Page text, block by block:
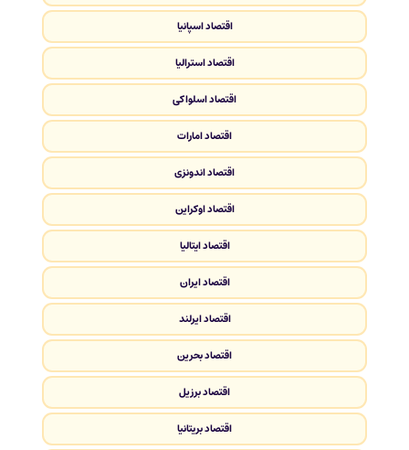
اقتصاد اسپانیا
اقتصاد استرالیا
اقتصاد اسلواکی
اقتصاد امارات
اقتصاد اندونزی
اقتصاد اوکراین
اقتصاد ایتالیا
اقتصاد ایران
اقتصاد ایرلند
اقتصاد بحرین
اقتصاد برزیل
اقتصاد بریتانیا